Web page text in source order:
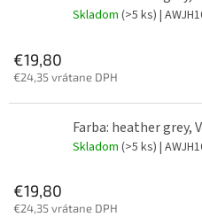
Skladom (>5 ks) |
€19,80
€24,35 vrátane DPH
Farba: heather grey,
Skladom (>5 ks) |
€19,80
€24,35 vrátane DPH